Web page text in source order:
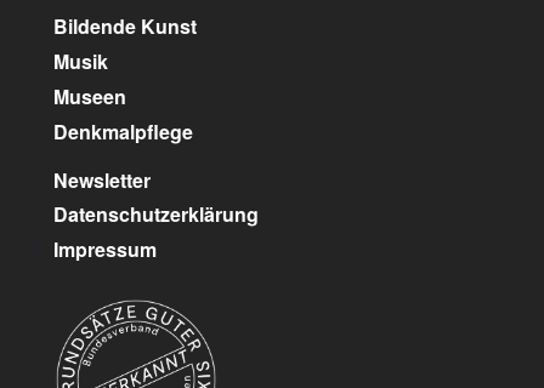
Bildende Kunst
Musik
Museen
Denkmalpflege
Newsletter
Datenschutzerklärung
Impressum